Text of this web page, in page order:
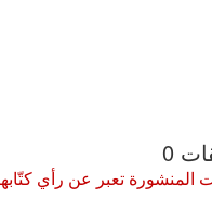
0
المنشورة تعبر عن رأي